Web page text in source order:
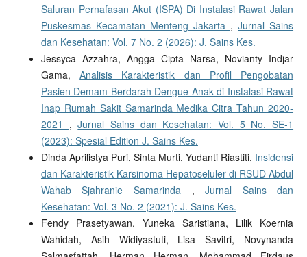
Saluran Pernafasan Akut (ISPA) Di Instalasi Rawat Jalan
Puskesmas Kecamatan Menteng Jakarta ,Jurnal Sains
dan Kesehatan: Vol. 7 No. 2 (2026): J. Sains Kes.
Jessyca Azzahra, Angga Cipta Narsa, Novianty Indjar
Gama,Analisis Karakteristik dan Profil Pengobatan
Pasien Demam Berdarah Dengue Anak di Instalasi Rawat
Inap Rumah Sakit Samarinda Medika Citra Tahun 2020-
2021 ,Jurnal Sains dan Kesehatan: Vol. 5 No. SE-1
(2023): Spesial Edition J. Sains Kes.
Dinda Aprilistya Puri, Sinta Murti, Yudanti Riastiti, Insidensi
dan Karakteristik Karsinoma Hepatoseluler di RSUD Abdul
Wahab Sjahranie Samarinda ,Jurnal Sains dan
Kesehatan: Vol. 3 No. 2 (2021): J. Sains Kes.
Fendy Prasetyawan, Yuneka Saristiana, Lilik Koernia
Wahidah, Asih Widiyastuti, Lisa Savitri, Novynanda